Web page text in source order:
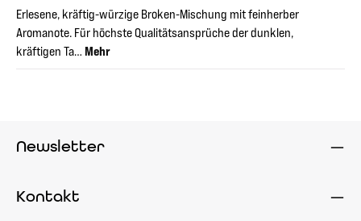
Erlesene, kräftig-würzige Broken-Mischung mit feinherber
Aromanote. Für höchste Qualitätsansprüche der dunklen,
kräftigen Ta… Mehr
Newsletter
Kontakt